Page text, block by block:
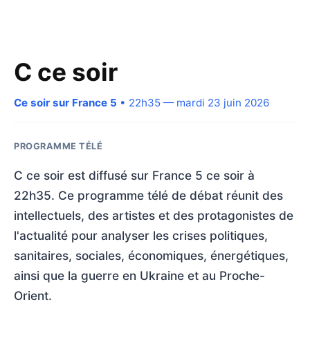
C ce soir
Ce soir sur France 5 • 22h35 — mardi 23 juin 2026
PROGRAMME TÉLÉ
C ce soir est diffusé sur France 5 ce soir à
22h35. Ce programme télé de débat réunit des
intellectuels, des artistes et des protagonistes de
l'actualité pour analyser les crises politiques,
sanitaires, sociales, économiques, énergétiques,
ainsi que la guerre en Ukraine et au Proche-
Orient.